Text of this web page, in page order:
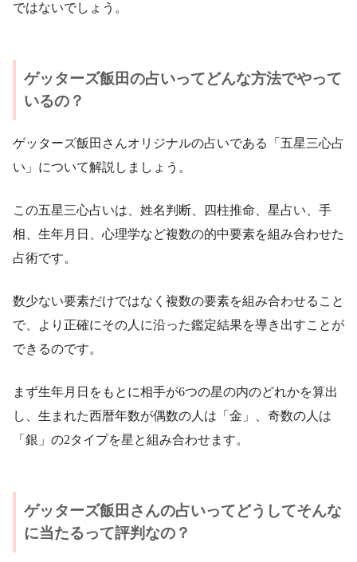
ではないでしょう。
ゲッターズ飯田の占いってどんな方法でやって
いるの？
ゲッターズ飯田さんオリジナルの占いである「五星三心占
い」について解説しましょう。
この五星三心占いは、姓名判断、四柱推命、星占い、手
相、生年月日、心理学など複数の的中要素を組み合わせた
占術です。
数少ない要素だけではなく複数の要素を組み合わせること
で、より正確にその人に沿った鑑定結果を導き出すことが
できるのです。
まず生年月日をもとに相手が6つの星の内のどれかを算出
し、生まれた西暦年数が偶数の人は「金」、奇数の人は
「銀」の2タイプを星と組み合わせます。
ゲッターズ飯田さんの占いってどうしてそんな
に当たるって評判なの？